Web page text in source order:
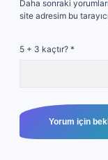
Daha sonraki
site adresim bu
5 + 3 kaçtır? *